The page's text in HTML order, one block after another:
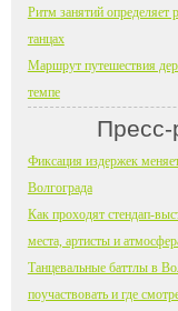
Ритм занятий определяет
танцах
Маршрут путешествия
темпе
Фиксация издержек
Волгограда
Как проходят стендап-
места, артисты и
Танцевальные баттлы в
поучаствовать и где